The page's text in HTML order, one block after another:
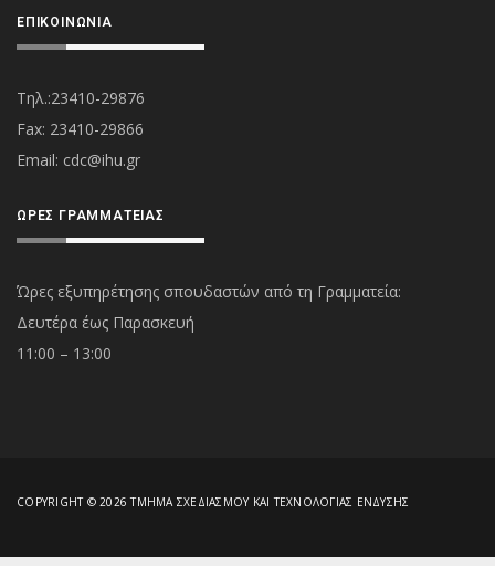
ΕΠΙΚΟΙΝΩΝΊΑ
Τηλ.:23410-29876
Fax: 23410-29866
Εmail: cdc@ihu.gr
ΏΡΕΣ ΓΡΑΜΜΑΤΕΊΑΣ
Ώρες εξυπηρέτησης σπουδαστών από τη Γραμματεία:
Δευτέρα έως Παρασκευή
11:00 – 13:00
COPYRIGHT © 2026 ΤΜΉΜΑ ΣΧΕΔΙΑΣΜΟΎ ΚΑΙ ΤΕΧΝΟΛΟΓΊΑΣ ΈΝΔΥΣΗΣ